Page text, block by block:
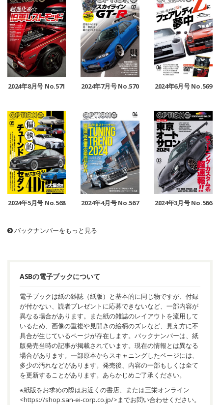
2024年8月号 No.571 2024年7月号 No.570 2024年6月号 No.569
2024年5月号 No.568 2024年4月号 No.567 2024年3月号 No.566
バックナンバーをもっと見る
ASBの電子ブックについて
電子ブックは紙の雑誌（紙版）と基本的に同じ物ですが、付録
が付かない、読者プレゼントに応募できないなど、一部内容が
異なる場合があります。また紙の雑誌のレイアウトを流用して
いるため、画像の重複や見開きの絵柄のズレなど、見え方に不
具合が生じているページが存在します。バックナンバーは、紙
版発売当時の記事が掲載されています。現在の情報とは異なる
場合があります。一部原本からスキャニングしたページには、
多少の汚れなどがあります。発売後、内容の一部もしくは全て
を更新することがあります。あらかじめご了承ください。
※紙版をお求めの際はお近くの書店、または三栄オンライン
<https://shop.san-ei-corp.co.jp/>までお問い合わせください。